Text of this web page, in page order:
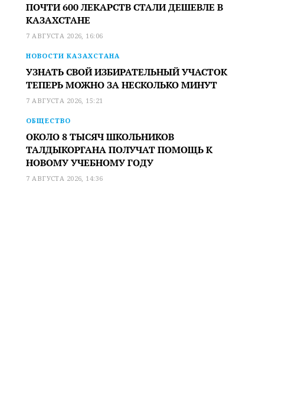
ПОЧТИ 600 ЛЕКАРСТВ СТАЛИ ДЕШЕВЛЕ В
КАЗАХСТАНЕ
7 АВГУСТА 2026, 16:06
НОВОСТИ КАЗАХСТАНА
УЗНАТЬ СВОЙ ИЗБИРАТЕЛЬНЫЙ УЧАСТОК
ТЕПЕРЬ МОЖНО ЗА НЕСКОЛЬКО МИНУТ
7 АВГУСТА 2026, 15:21
ОБЩЕСТВО
ОКОЛО 8 ТЫСЯЧ ШКОЛЬНИКОВ
ТАЛДЫКОРГАНА ПОЛУЧАТ ПОМОЩЬ К
НОВОМУ УЧЕБНОМУ ГОДУ
7 АВГУСТА 2026, 14:36